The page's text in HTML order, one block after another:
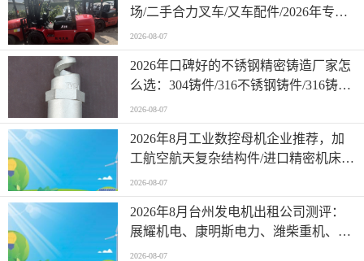
场/二手合力叉车/又车配件/2026年专业
叉车与二手叉车厂家服务对比分析
2026-08-07
2026年口碑好的不锈钢精密铸造厂家怎
么选：304铸件/316不锈钢铸件/316铸件/
双相不锈钢铸件供应商分析
2026-08-07
2026年8月工业数控母机企业推荐，加
工航空航天复杂结构件/进口精密机床/
加工轴类零件高精度，工业数控母机品
牌推荐
2026-08-07
2026年8月台州发电机出租公司测评：
展耀机电、康明斯电力、潍柴重机、上
柴动力、玉柴机器企业参考分析
2026-08-07